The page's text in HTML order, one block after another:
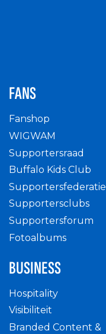
FANS
Fanshop
WIGWAM
Supportersraad
Buffalo Kids Club
Supportersfederatie
Supportersclubs
Supportersforum
Fotoalbums
BUSINESS
Hospitality
Visibiliteit
Branded Content &